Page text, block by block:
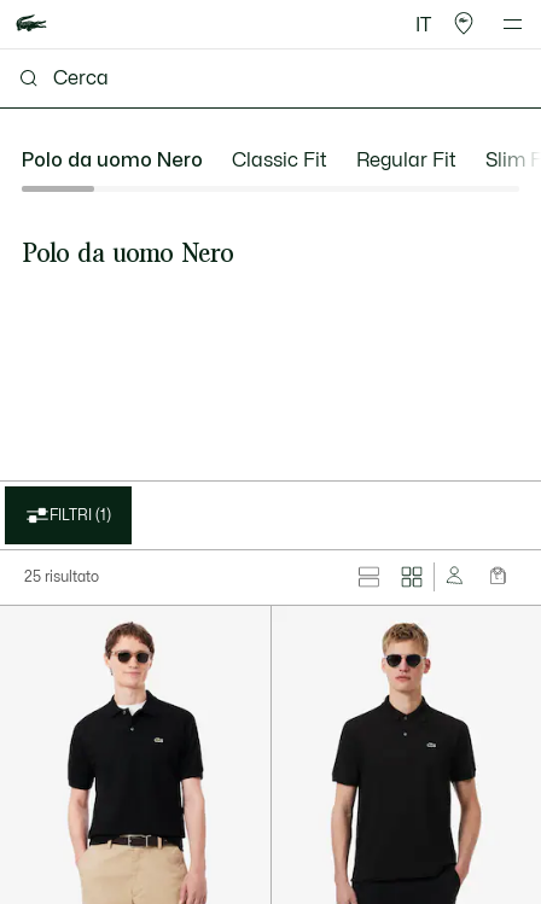
IT
Polo da uomo Nero Classic Fit Regular Fit Slim
Polo da uomo Nero
FILTRI (1)
25 risultato